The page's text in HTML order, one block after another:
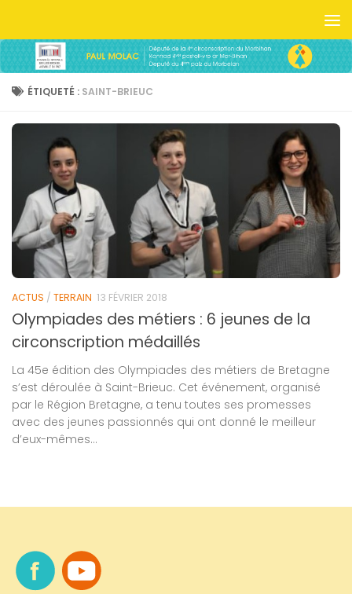
ÉTIQUETÉ : SAINT-BRIEUC
ACTUS / TERRAIN 13 FÉVRIER 2018
Olympiades des métiers : 6 jeunes de la
circonscription médaillés
La 45e édition des Olympiades des métiers de Bretagne
s’est déroulée à Saint-Brieuc. Cet événement, organisé
par le Région Bretagne, a tenu toutes ses promesses
avec des jeunes passionnés qui ont donné le meilleur
d’eux-mêmes...